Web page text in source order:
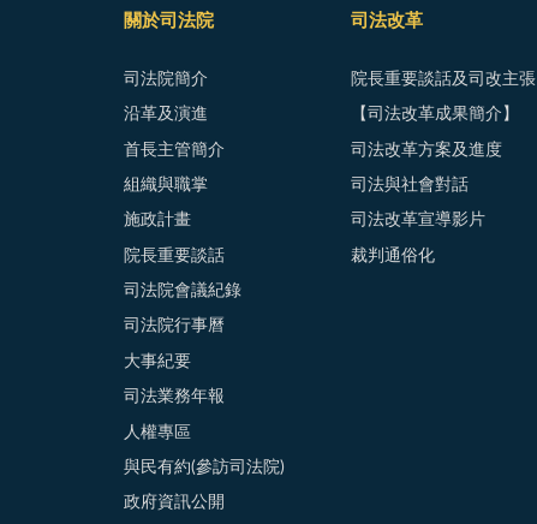
關於司法院
司法院簡介
沿革及演進
首長主管簡介
組織與職掌
施政計畫
院長重要談話
司法院會議紀錄
司法院行事曆
大事紀要
司法業務年報
人權專區
與民有約(參訪司法院)
政府資訊公開
司法改革
院長重要談話及司改主張
【司法改革成果簡介】
司法改革方案及進度
司法與社會對話
司法改革宣導影片
裁判通俗化